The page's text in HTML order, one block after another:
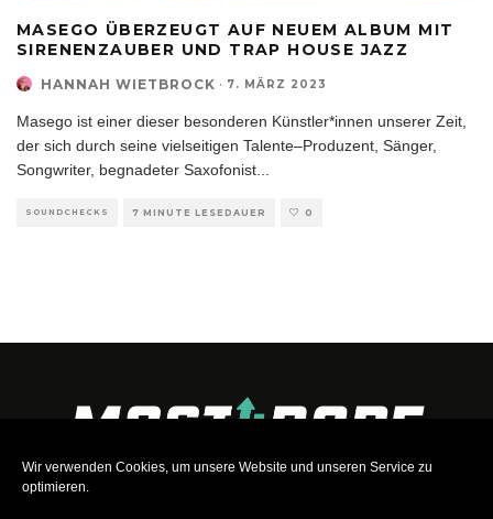
Wir verwenden Cookies, um unsere Website und unseren Service zu
optimieren.
MASEGO ÜBERZEUGT AUF NEUEM ALBUM MIT
SIRENENZAUBER UND TRAP HOUSE JAZZ
HANNAH WIETBROCK · 7. MÄRZ 2023
Masego ist einer dieser besonderen Künstler*innen unserer Zeit,
der sich durch seine vielseitigen Talente–Produzent, Sänger,
Songwriter, begnadeter Saxofonist
SOUNDCHECKS 7 MINUTE LESEDAUER 0